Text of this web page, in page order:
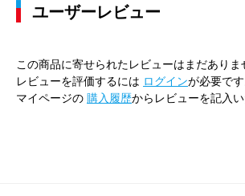
ユーザーレビュー
この商品に寄せられたレビューはまだありま
レビューを評価するには ログインが必要です
マイページの 購入履歴からレビューを記入い